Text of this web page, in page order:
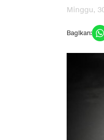
Minggu,
Bagikan: